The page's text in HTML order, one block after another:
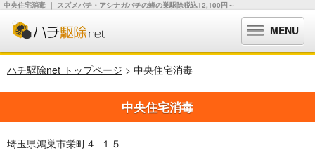
中央住宅消毒 ｜ スズメバチ・アシナガバチの蜂の巣駆除税込12,100円～
MENU
ハチ駆除net トップページ > 中央住宅消毒
中央住宅消毒
埼玉県鴻巣市栄町４−１５